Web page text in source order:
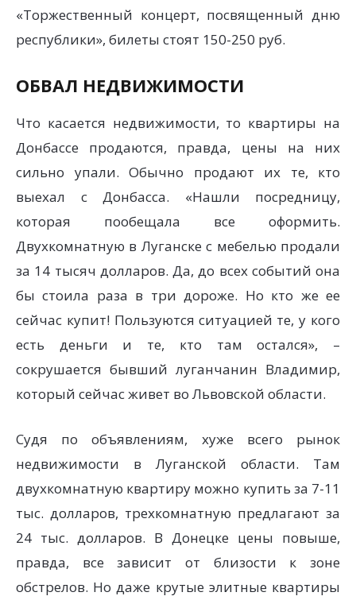
«Торжественный концерт, посвященный дню
республики», билеты стоят 150-250 руб.
ОБВАЛ НЕДВИЖИМОСТИ
Что касается недвижимости, то квартиры на
Донбассе продаются, правда, цены на них
сильно упали. Обычно продают их те, кто
выехал с Донбасса. «Нашли посредницу,
которая пообещала все оформить.
Двухкомнатную в Луганске с мебелью продали
за 14 тысяч долларов. Да, до всех событий она
бы стоила раза в три дороже. Но кто же ее
сейчас купит! Пользуются ситуацией те, у кого
есть деньги и те, кто там остался», –
сокрушается бывший луганчанин Владимир,
который сейчас живет во Львовской области.
Судя по объявлениям, хуже всего рынок
недвижимости в Луганской области. Там
двухкомнатную квартиру можно купить за 7-11
тыс. долларов, трехкомнатную предлагают за
24 тыс. долларов. В Донецке цены повыше,
правда, все зависит от близости к зоне
обстрелов. Но даже крутые элитные квартиры